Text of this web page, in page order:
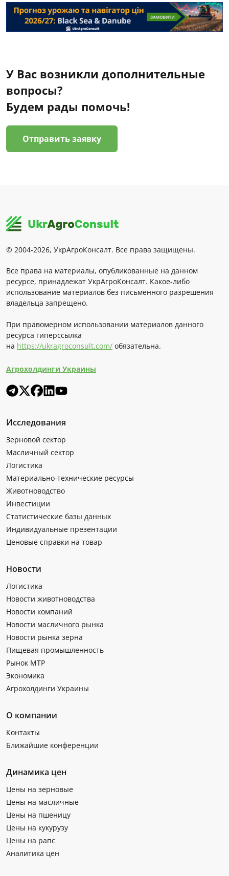
У Вас возникли дополнительные
вопросы?
Будем рады помочь!
Отправить заявку
© 2004-2026, УкрАгроКонсалт. Все права защищены.
Все права на материалы, опубликованные на данном
ресурсе, принадлежат УкрАгроКонсалт. Какое-либо
использование материалов без письменного разрешения
владельца запрещено.
При правомерном использовании материалов данного
ресурса гиперссылка
на https://ukragroconsult.com/ обязательна.
Агрохолдинги Украины
Исследования
Зерновой сектор
Масличный сектор
Логистика
Материально-технические ресурсы
Животноводство
Инвестиции
Статистические базы данных
Индивидуальные презентации
Ценовые справки на товар
Новости
Логистика
Новости животноводства
Новости компаний
Новости масличного рынка
Новости рынка зерна
Пищевая промышленность
Рынок МТР
Экономика
Агрохолдинги Украины
О компании
Контакты
Ближайшие конференции
Динамика цен
Цены на зерновые
Цены на масличные
Цены на пшеницу
Цены на кукурузу
Цены на рапс
Аналитика цен